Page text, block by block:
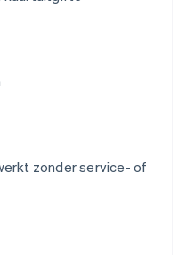
zonder service- of